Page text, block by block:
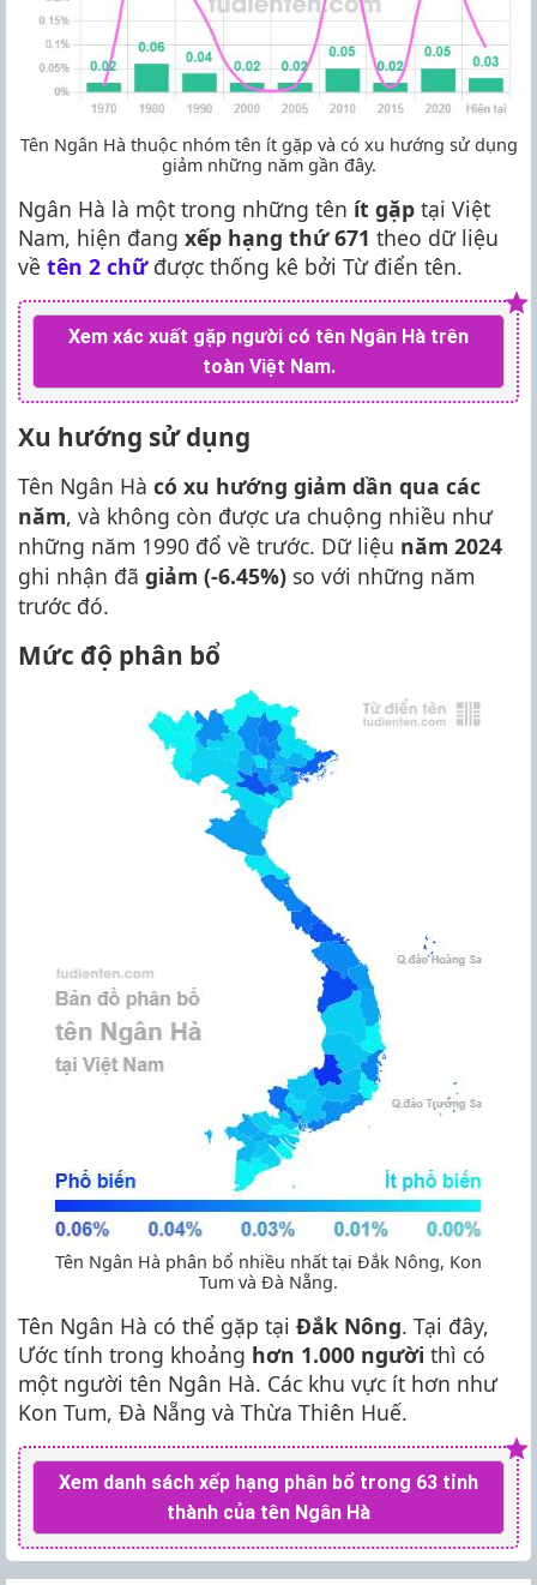
Tên Ngân Hà thuộc nhóm tên ít gặp và có xu hướng sử dụng
giảm những năm gần đây.
Ngân Hà là một trong những tên ít gặp tại Việt
Nam, hiện đang xếp hạng thứ 671 theo dữ liệu
về tên 2 chữđược thống kê bởi Từ điển tên.
Xem xác xuất gặp người có tên Ngân Hà trên
toàn Việt Nam.
Xu hướng sử dụng
Tên Ngân Hà có xu hướng giảm dần qua các
năm, và không còn được ưa chuộng nhiều như
những năm 1990 đổ về trước. Dữ liệu năm 2024
ghi nhận đã giảm (-6.45%) so với những năm
trước đó.
Mức độ phân bổ
Tên Ngân Hà phân bổ nhiều nhất tại Đắk Nông, Kon
Tum và Đà Nẵng.
Tên Ngân Hà có thể gặp tại Đắk Nông. Tại đây,
Ước tính trong khoảng hơn 1.000 người thì có
một người tên Ngân Hà. Các khu vực ít hơn như
Kon Tum, Đà Nẵng và Thừa Thiên Huế.
Xem danh sách xếp hạng phân bổ trong 63 tỉnh
thành của tên Ngân Hà